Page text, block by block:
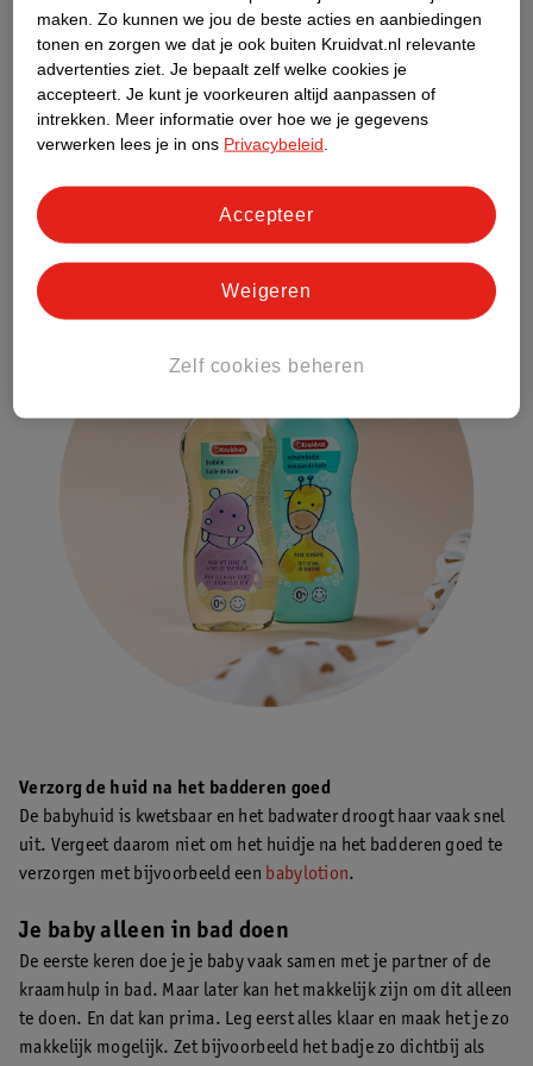
klaar:
Badje of de tummy tub gevuld met warm water (37 graden)
Badthermometer
Badcape
Wasgelof badolie voor baby’s
1 of 2
Schone luier en
Schone kleertjes of de pyjama
Verzorg de huid na het badderen goed
De babyhuid is kwetsbaar en het badwater droogt haar vaak snel
uit. Vergeet daarom niet om het huidje na het badderen goed te
verzorgen met bijvoorbeeld een babylotion.
Je baby alleen in bad doen
De eerste keren doe je je baby vaak samen met je partner of de
kraamhulp in bad. Maar later kan het makkelijk zijn om dit alleen
te doen. En dat kan prima. Leg eerst alles klaar en maak het je zo
makkelijk mogelijk. Zet bijvoorbeeld het badje zo dichtbij als
maken. Zo kunnen we jou de beste acties en aanbiedingen
tonen en zorgen we dat je ook buiten Kruidvat.nl relevante
advertenties ziet. Je bepaalt zelf welke cookies je
accepteert. Je kunt je voorkeuren altijd aanpassen of
intrekken.
Meer informatie over hoe we je gegevens
verwerken lees je in ons Privacybeleid
Zelf cookies beheren
Weigeren
Accepteer